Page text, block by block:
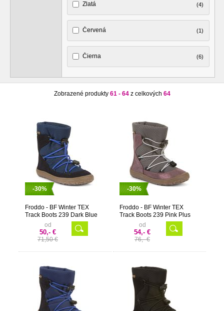
Zlatá (4)
Červená (1)
Čierna (6)
Zobrazené produkty 61 - 64z celkových 64
-30%
Froddo - BF Winter TEX
Track Boots 239 Dark Blue
od
50,- €
71,50 €
-30%
Froddo - BF Winter TEX
Track Boots 239 Pink Plus
od
54,- €
76,- €